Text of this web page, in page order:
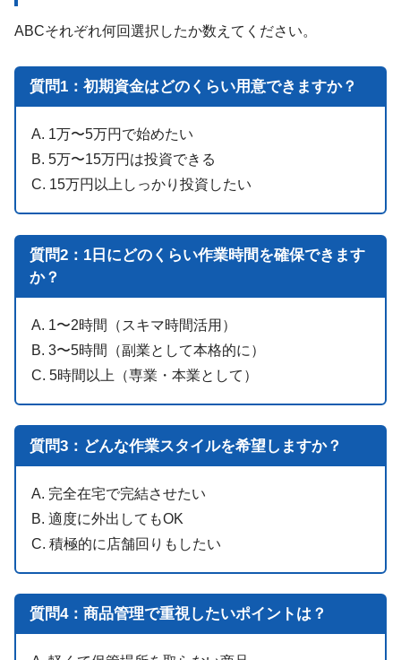
ABCそれぞれ何回選択したか数えてください。
質問1：初期資金はどのくらい用意できますか？
A. 1万〜5万円で始めたい
B. 5万〜15万円は投資できる
C. 15万円以上しっかり投資したい
質問2：1日にどのくらい作業時間を確保できます
か？
A. 1〜2時間（スキマ時間活用）
B. 3〜5時間（副業として本格的に）
C. 5時間以上（専業・本業として）
質問3：どんな作業スタイルを希望しますか？
A. 完全在宅で完結させたい
B. 適度に外出してもOK
C. 積極的に店舗回りもしたい
質問4：商品管理で重視したいポイントは？